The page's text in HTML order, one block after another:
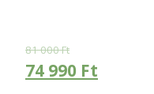
81 000Ft
74 990 Ft